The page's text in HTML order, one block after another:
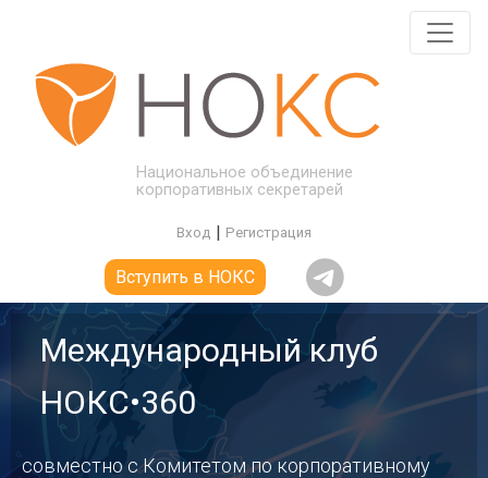
Национальное объединение
корпоративных секретарей
Вход | Регистрация
Вступить в НОКС
Международный клуб
НОКС•360
совместно с Комитетом по корпоративному